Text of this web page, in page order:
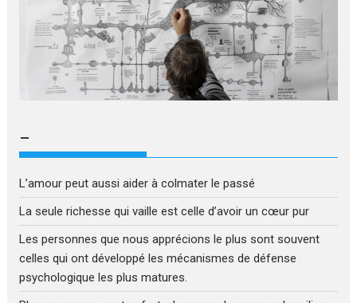
–
L’amour peut aussi aider à colmater le passé
La seule richesse qui vaille est celle d’avoir un cœur pur
Les personnes que nous apprécions le plus sont souvent
celles qui ont développé les mécanismes de défense
psychologique les plus matures.